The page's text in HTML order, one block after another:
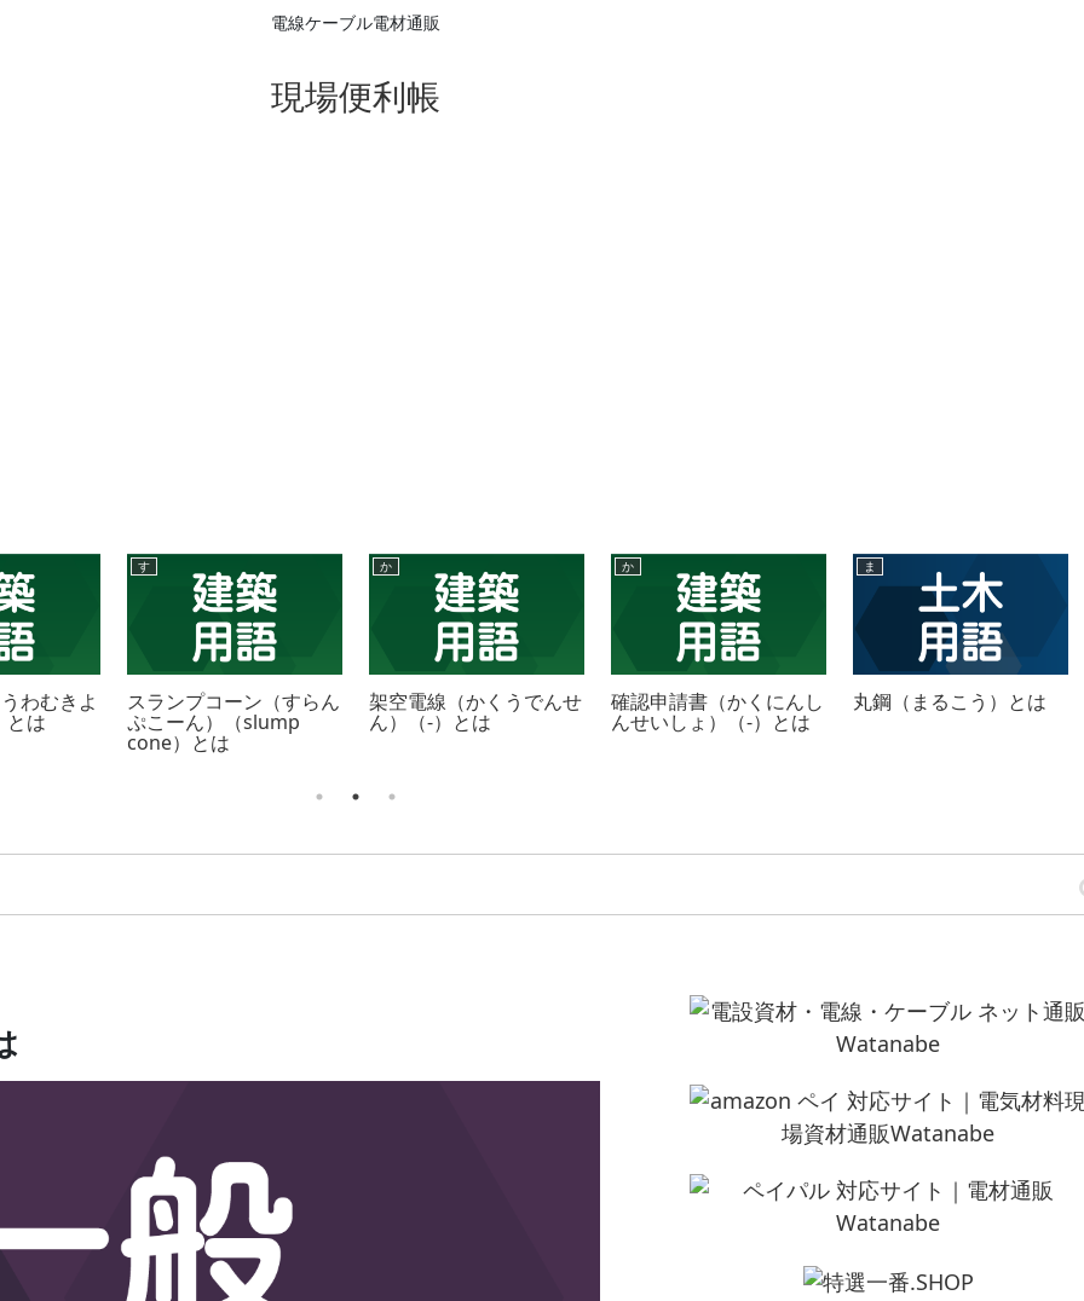
電線ケーブル電材通販
現場便利帳
わむきよ
とは
す
スランプコーン（すらん
ぷこーん）（slump
cone）とは
か
架空電線（かくうでんせ
ん）（-）とは
か
確認申請書（かくにんし
んせいしょ）（-）とは
ま
丸鋼 （まるこう）とは